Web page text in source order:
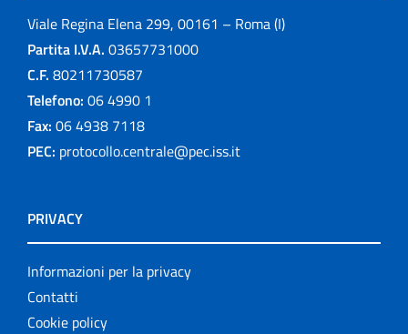
Viale Regina Elena 299, 00161 – Roma (I)
Partita I.V.A. 03657731000
C.F. 80211730587
Telefono: 06 4990 1
Fax: 06 4938 7118
PEC: protocollo.centrale@pec.iss.it
PRIVACY
Informazioni per la privacy
Contatti
Cookie policy